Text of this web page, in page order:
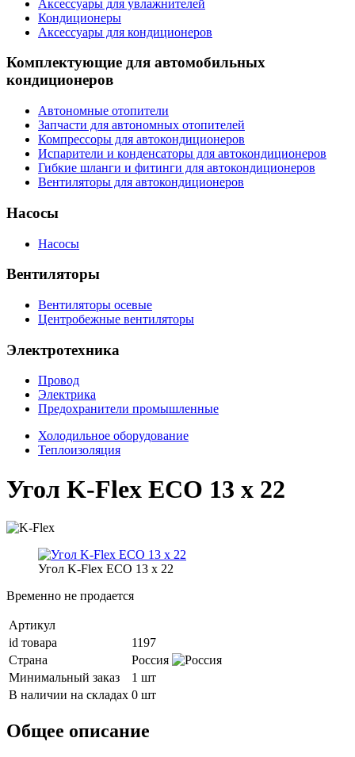
Аксессуары для увлажнителей
Кондиционеры
Аксессуары для кондиционеров
Комплектующие для автомобильных
кондиционеров
Автономные отопители
Запчасти для автономных отопителей
Компрессоры для автокондиционеров
Испарители и конденсаторы для автокондиционеров
Гибкие шланги и фитинги для автокондиционеров
Вентиляторы для автокондиционеров
Насосы
Насосы
Вентиляторы
Вентиляторы осевые
Центробежные вентиляторы
Электротехника
Провод
Электрика
Предохранители промышленные
Холодильное оборудование
Теплоизоляция
Угол K-Flex ECO 13 х 22
Угол K-Flex ECO 13 х 22
Временно не продается
Артикул
id товара
1197
Страна
Россия
Минимальный заказ
1 шт
В наличии на складах 0 шт
Общее описание